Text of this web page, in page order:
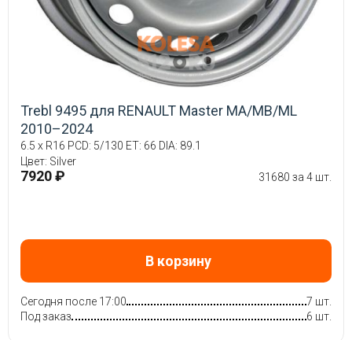
Trebl 9495 для RENAULT Master MA/MB/ML
2010–2024
6.5 x R16 PCD: 5/130 ET: 66 DIA: 89.1
Цвет: Silver
7920 ₽ 31680 за 4 шт.
В корзину
Сегодня после 17:00
7 шт.
Под заказ
6 шт.